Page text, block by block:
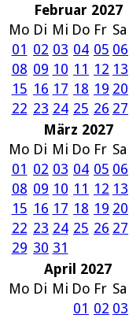
Februar 2027
Mo Di Mi Do Fr Sa
01 02 03 04 05 06
08 09 10 11 12 13
15 16 17 18 19 20
22 23 24 25 26 27
März 2027
Mo Di Mi Do Fr Sa
01 02 03 04 05 06
08 09 10 11 12 13
15 16 17 18 19 20
22 23 24 25 26 27
29 30 31
April 2027
Mo Di Mi Do Fr Sa
01 02 03